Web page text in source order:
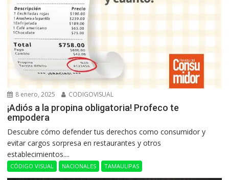
8 enero, 2025 CODIGOVISUAL
¡Adiós a la propina obligatoria! Profeco te
empodera
Descubre cómo defender tus derechos como consumidor y
evitar cargos sorpresa en restaurantes y otros
establecimientos....
CÓDIGO VISUAL NACIONALES TAMAULIPAS